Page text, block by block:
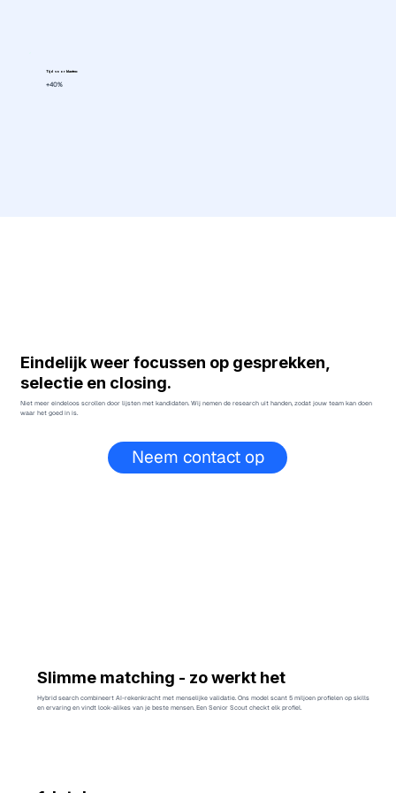
Tijd voor klanten:
+40%
Eindelijk weer focussen op gesprekken,
selectie en closing.
Niet meer eindeloos scrollen door lijsten met kandidaten. Wij nemen de research uit handen, zodat jouw team kan doen
waar het goed in is.
Neem contact op
Slimme matching - zo werkt het
Hybrid search combineert AI-rekenkracht met menselijke validatie. Ons model scant 5 miljoen profielen op skills
en ervaring en vindt look-alikes van je beste mensen. Een Senior Scout checkt elk profiel.